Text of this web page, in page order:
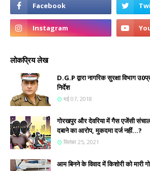
लोकप्रिय लेख
D.G.P द्वारा नागरिक सुरक्षा विभाग
निर्देश
मई 07, 2018
गोरखपुर और देवरिया में गैस एजेंसी
दबाने का आरोप, मुकदमा दर्ज नहीं...?
सितंबर 25, 2021
आम बिनने के विवाद में किशोरी को मारी